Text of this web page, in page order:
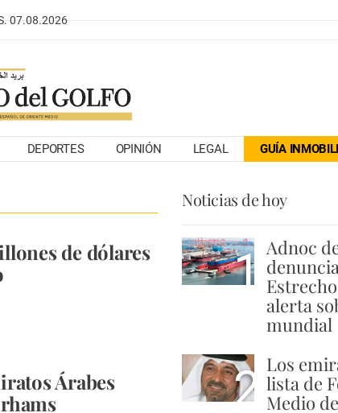
07.08.2026
DEPORTES OPINIÓN LEGAL GUÍA
de dólares
Árabes
Noticias de hoy
1 Adnoc
alerta
mundial
2 Los
lista de
Medio